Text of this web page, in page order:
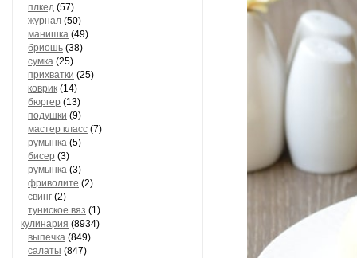
плкед (57)
журнал (50)
манишка (49)
бриошь (38)
сумка (25)
прихватки (25)
коврик (14)
бюргер (13)
подушки (9)
мастер класс (7)
румынка (5)
бисер (3)
румынка (3)
фриволите (2)
свинг (2)
туниское вяз (1)
кулинария (8934)
выпечка (849)
салаты (847)